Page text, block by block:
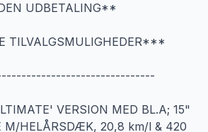
UDBETALING**
TILVALGSMULIGHEDER***
VERSION MED BL.A; 15"
M/HELÅRSDÆK, 20,8 km/l & 420